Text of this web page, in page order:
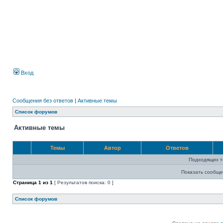
Вход
Сообщения без ответов | Активные темы
Список форумов
Активные темы
Темы Автор Ответов
Подходящих
Показать
Страница 1 из 1 [ Результатов поиска: 0 ]
Список форумов